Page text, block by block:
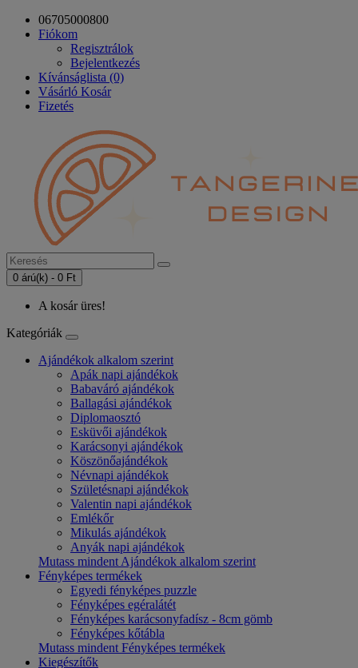
06705000800
Fiókom
Regisztrálok
Bejelentkezés
Kívánságlista (0)
Vásárló Kosár
Fizetés
0 árú(k) - 0 Ft
A kosár üres!
Kategóriák
Ajándékok alkalom szerint
Apák napi ajándékok
Babaváró ajándékok
Ballagási ajándékok
Diplomaosztó
Esküvői ajándékok
Karácsonyi ajándékok
Köszönőajándékok
Névnapi ajándékok
Születésnapi ajándékok
Valentin napi ajándékok
Emlékőr
Mikulás ajándékok
Anyák napi ajándékok
Mutass mindent Ajándékok alkalom szerint
Fényképes termékek
Egyedi fényképes puzzle
Fényképes egéralátét
Fényképes karácsonyfadísz - 8cm gömb
Fényképes kőtábla
Mutass mindent Fényképes termékek
Kiegészítők